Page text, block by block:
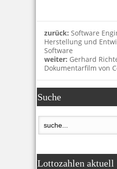
zurück: Software
Herstellung und
Software
weiter: Gerhard
Dokumentarfilm von
Suche
Lottozahlen aktuell